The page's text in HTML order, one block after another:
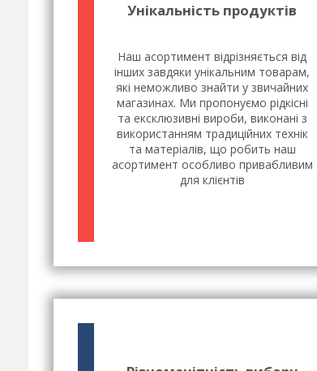
Унікальність продуктів
Наш асортимент відрізняється від
інших завдяки унікальним товарам,
які неможливо знайти у звичайних
магазинах. Ми пропонуємо рідкісні
та ексклюзивні вироби, виконані з
використанням традиційних технік
та матеріалів, що робить наш
асортимент особливо привабливим
для клієнтів